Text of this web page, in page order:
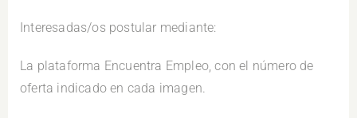
Interesadas/os postular mediante:
La plataforma Encuentra Empleo, con el número de
oferta indicado en cada imagen.